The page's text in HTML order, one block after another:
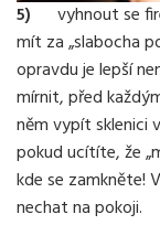
5) vyhnout se
mít za „slabocha
opravdu je lepší
mírnit, před
něm vypít sklenici
pokud ucítíte, že
kde se zamkněte!
nechat na pokoji.